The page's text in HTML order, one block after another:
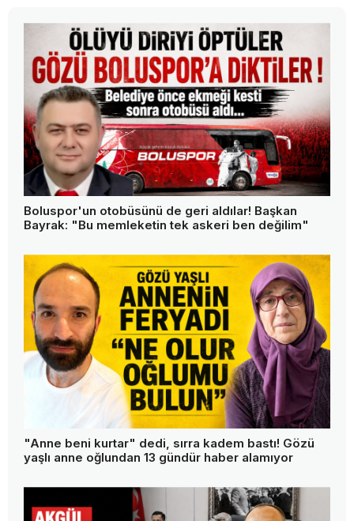
Boluspor'un otobüsünü de geri aldılar! Başkan
Bayrak: "Bu memleketin tek askeri ben değilim"
"Anne beni kurtar" dedi, sırra kadem bastı! Gözü
yaşlı anne oğlundan 13 gündür haber alamıyor